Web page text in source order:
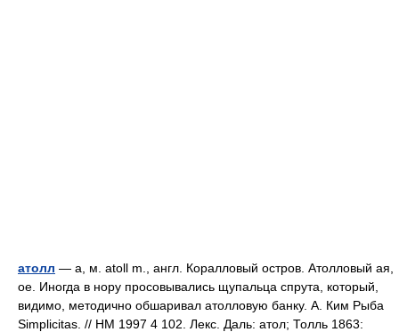
атолл — а, м. atoll m., англ. Коралловый остров. Атолловый ая,
ое. Иногда в нору просовывались щупальца спрута, который,
видимо, методично обшаривал атолловую банку. А. Ким Рыба
Simplicitas. // НМ 1997 4 102. Лекс. Даль: атол; Толль 1863: